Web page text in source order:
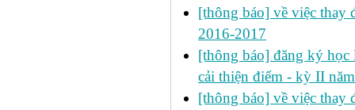
[thông báo] về việc thay
2016-2017
[thông báo] đăng ký
cải thiện điểm - kỳ II
[thông báo] về việc thay